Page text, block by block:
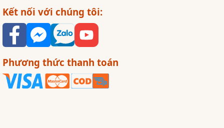
Kết nối với chúng tôi:
Phương thức thanh toán